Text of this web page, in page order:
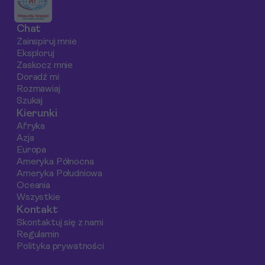
pierwszy.
Chat
Zainspiruj mnie
Eksploruj
Zaskocz mnie
Doradź mi
Rozmawiaj
Szukaj
Kierunki
Afryka
Azja
Europa
Ameryka Północna
Ameryka Południowa
Oceania
Wszystkie
Kontakt
Skontaktuj się z nami
Regulamin
Polityka prywatności